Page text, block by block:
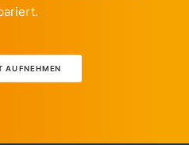
AUFNEHMEN